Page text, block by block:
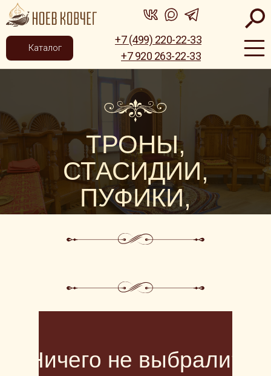
+7 920 263-22-33
+7 (499) 220-22-33
Каталог
ТРОНЫ,
СТАСИДИИ,
ПУФИКИ,
СКАМЬИ
Ничего не выбрали?